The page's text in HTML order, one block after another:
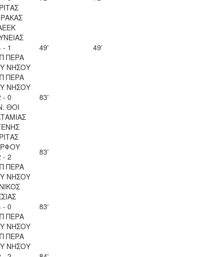
- 1
ΠΕΡΑ
ΝΗΣΟΥ
49' 49'
ΠΕΡΑ
ΝΗΣΟΥ
- 0
ΘΟΙ
83'
- 2
ΠΕΡΑ
ΝΗΣΟΥ
83'
- 0
ΠΕΡΑ
ΝΗΣΟΥ
83'
ΠΕΡΑ
ΝΗΣΟΥ